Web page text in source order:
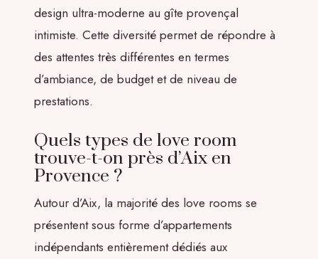
design ultra-moderne au gîte provençal
intimiste. Cette diversité permet de répondre à
des attentes très différentes en termes
d’ambiance, de budget et de niveau de
prestations.
Quels types de love room
trouve-t-on près d’Aix en
Provence ?
Autour d’Aix, la majorité des love rooms se
présentent sous forme d’appartements
indépendants entièrement dédiés aux